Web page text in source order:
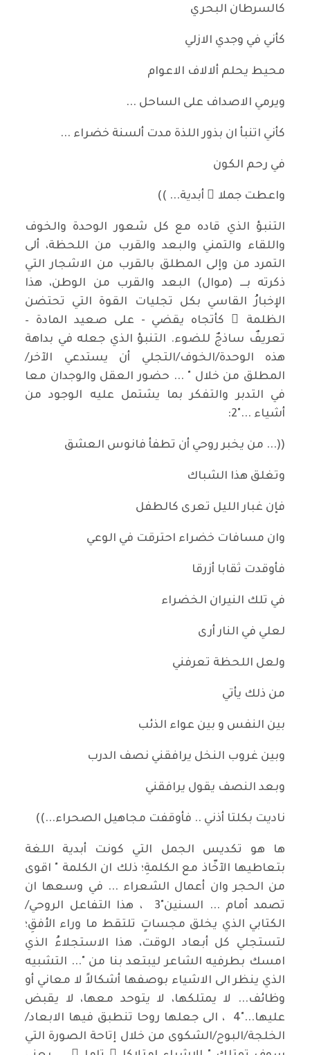
كالسرطان البحري
كأني في وجدي الازلي
محيط يحلم ألالاف الاعوام
ويرمي الاصداف على الساحل ...
كأني اتنبأ ان بذور اللذة مدت ألسنة خضراء ...
في رحم الكون
واعطت جملا ً أبدية... ))
التنبؤ الذي قاده مع كل شعور الوحدة والخوف
واللقاء والتمني والبعد والقرب من اللحظة، ألى
التمرد من وإلى المطلق بالقرب من الاشجار التي
ذكرته بـــ (موال) البعد والقرب من الوطن، هذا
الإخبارُ القاسي بكل تجليات القوة التي تحتضن
الظلمة َ كأتجاه يقضي - على صعيد المادة –
تعريفٌ ساذجٌ للضوء. التنبؤ الذي جعله في بداهة
هذه الوحدة/الخوف/التجلي أن يستدعي الآخر/
المطلق من خلال " ... حضور العقل والوجدان معا
في التدبر والتفكر بما يشتمل عليه الوجود من
أشياء ..."2:
((... من يخبر روحي أن تطفأ فانوس العشق
وتغلق هذا الشباك
فإن غبار الليل تعرى كالطفل
وان مسافات خضراء احترقت في الوعي
فأوقدت ثقابا أزرقا
في تلك النيران الخضراء
لعلي في النار أرى
ولعل اللحظة تعرفني
من ذلك يأتي
بين النفس و بين عواء الذئب
وبين غروب النخل يرافقني نصف الدرب
وبعد النصف يقول يرافقني
ناديت بكلتا أذني .. فأوقفت مجاهيل الصحراء...))
ها هو تكديس الجمل التي كونت أبدية اللغة
بتعاطيها الآخّاذ مع الكلمةِ؛ ذلك ان الكلمة " اقوى
من الحجر وان أعمال الشعراء ... في وسعها ان
تصمد أمام ... السنين"3 ، هذا التفاعل الروحي/
الكتابي الذي يخلق مجساتٍ تلتقط ما وراء الأفقِ؛
لتستجلي كل أبعاد الوقت، هذا الاستجلاءُ الذي
امسك بطرفيه الشاعر ليبتعد بنا من "... التشبيه
الذي ينظر الى الاشياء بوصفها أشكالاً لا معاني أو
وظائف... لا يمتلكها، لا يتوحد معها، لا يقبض
عليها..."4 ، الى جعلها روحا تنطبق فيها الابعاد/
الخلجة/البوح/الشكوى من خلال إتاحة الصورة التي